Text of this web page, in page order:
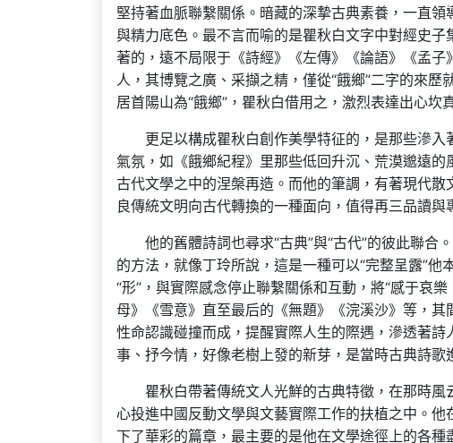
堅持著血脈聯繫關係。暗藏的深摯古典素養，一直
與精力底色。最不言而喻的是瞿秋白文字中對經史
著的，遠不局限于《詩經》《左傳》《論語》《孟
人，其博覽之廣、采擷之精，僅從“餓鄉”二字的來
居首陽山為“餓鄉”，瞿秋白借用之，激烈表達出心坎
更足以構成瞿秋白創作美學特征的，是那些滲
氣氛，如《餓鄉紀程》里那些低回升沉、荒漠邈遠
古代文學之中的涅槃再造。而他的筆調，有著現代
良傳統文明向古代轉換的一種面向，值得再三品讀與
他的舊體詩詞也尋求“古典”與“古代”的彼此聯
的方法，就像丁玲所說，這是一種可以“完整呈露”
“形”，與實際感念停止聯繫關係和互動，將“感于哀
母》《雪意》直至最后的《無題》《浣溪沙》等，
性命認識碰撞而成，提醒實際人生的際遇，滲透著詩
事、抒今情，好像老樹上發的新芽，是當時古典詩歌
瞿秋白帶著傳統文人光鮮的古典特徵，在那時
心投進中國反動文學與文藝實際工作的扶植之中。
下了華彩的篇章，最主要的是他在文學途徑上的各